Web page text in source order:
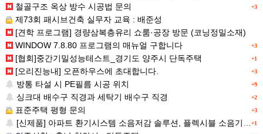
+3
철골구조 옥상 방수 시공법 문의
제73회 패시브건축 실무자 교육 : 배준성
[견학 프로그램] 경량삼복층유리 쇼룸·공장 방문 (코닝정밀소재)
+3
WINDOW 7.8.80 프로그램의 매뉴얼 구합니다
+1
[협회]중간기밀성능테스트_경기도 양주시 단독주택
+3
[오리진능내] 오픈하우스에 초대합니다.
+9
방통 타설 시 PE필름 시공 위치
+2
싱크대 배수구 직경과 세탁기 배수구 직경
+3
표준주택 평형 문의
+1
[신제품] 아파트 환기시스템 소음저감 솔루션, 플렉시블 소음기 신규옵션!